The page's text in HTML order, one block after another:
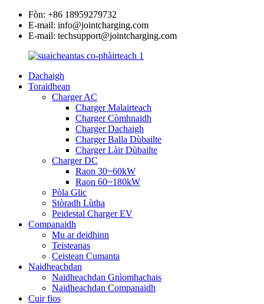
Fòn: +86 18959279732
E-mail: info@jointcharging.com
E-mail: techsupport@jointcharging.com
Dachaigh
Toraidhean
Charger AC
Charger Malairteach
Charger Còmhnaidh
Charger Dachaigh
Charger Balla Dùbailte
Charger Làir Dùbailte
Charger DC
Raon 30~60kW
Raon 60~180kW
Pòla Glic
Stòradh Lùtha
Peidestal Charger EV
Companaidh
Mu ar deidhinn
Teisteanas
Ceistean Cumanta
Naidheachdan
Naidheachdan Gnìomhachais
Naidheachdan Companaidh
Cuir fios